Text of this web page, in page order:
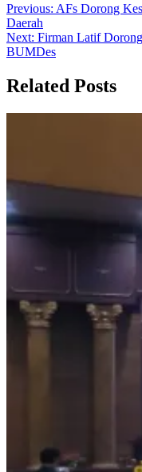
Previous: AFs Dorong
Daerah
Next: Firman Latif
BUMDes
Related Posts